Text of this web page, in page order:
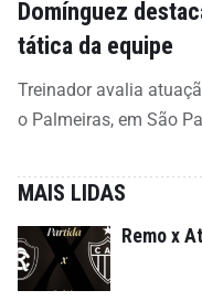
Domínguez
tática da equipe
Treinador avalia
o Palmeiras, em São
MAIS LIDAS
Remo x